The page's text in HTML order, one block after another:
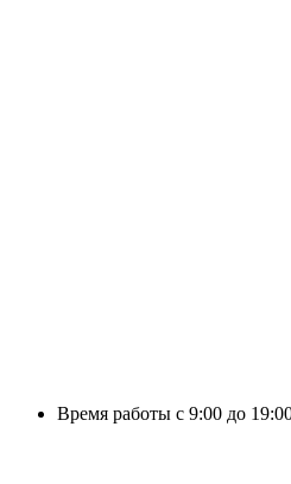
Время работы с 9:00 до